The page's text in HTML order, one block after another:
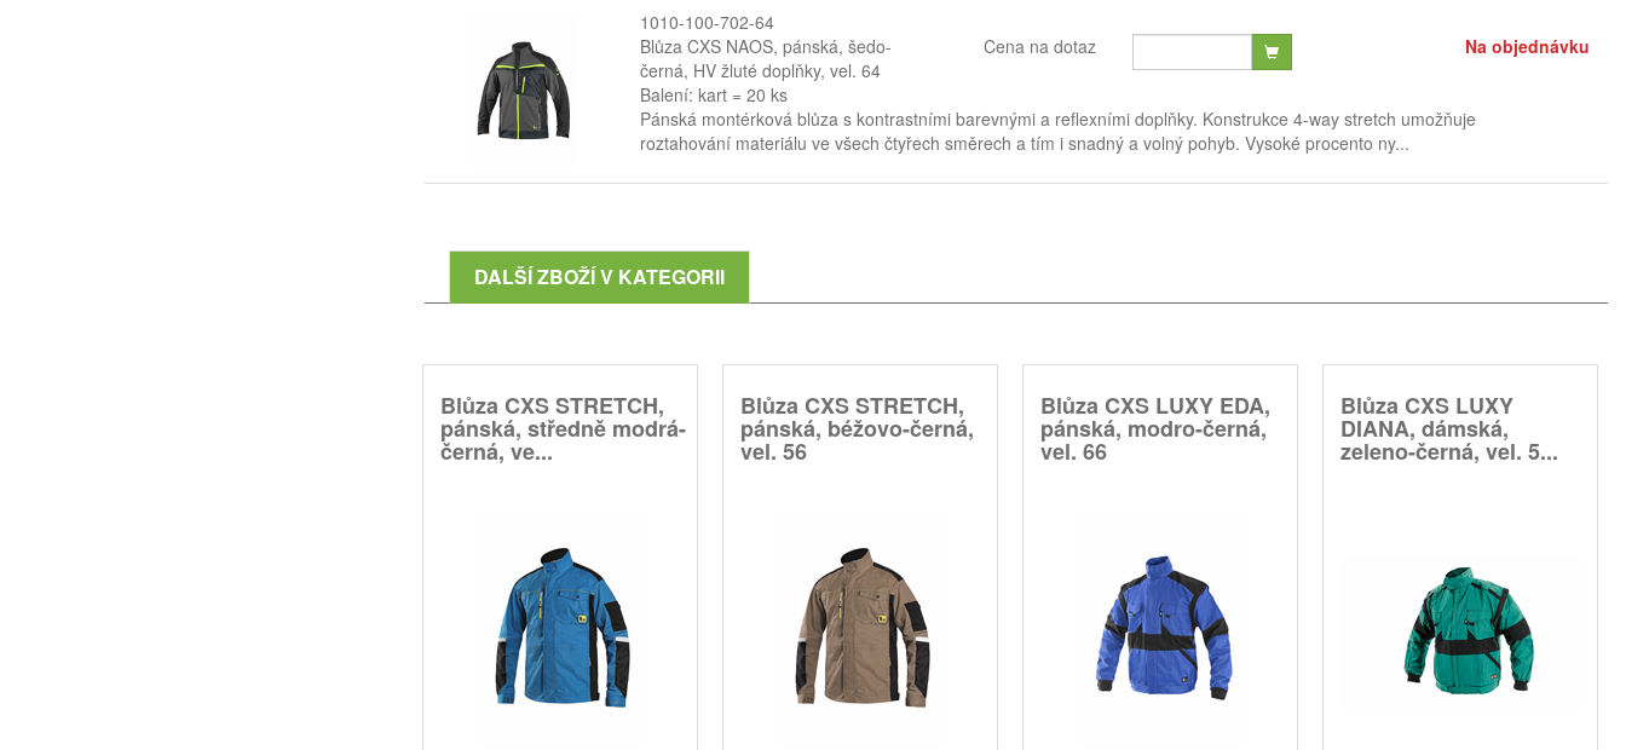
1010-100-702-64
Blůza CXS NAOS, pánská, šedo-
černá, HV žluté doplňky, vel. 64
Balení: kart = 20 ks
Cena na dotaz Na objednávku
Pánská montérková blůza s kontrastními barevnými a reflexními doplňky. Konstrukce 4-way stretch umožňuje
roztahování materiálu ve všech čtyřech směrech a tím i snadný a volný pohyb. Vysoké procento ny...
DALŠÍ ZBOŽÍ V KATEGORII
Blůza CXS STRETCH,
pánská, středně modrá-
černá, ve...
Blůza CXS STRETCH,
pánská, béžovo-černá,
vel. 56
Blůza CXS LUXY EDA,
pánská, modro-černá,
vel. 66
Blůza CXS LUXY
DIANA, dámská,
zeleno-černá, vel. 5...